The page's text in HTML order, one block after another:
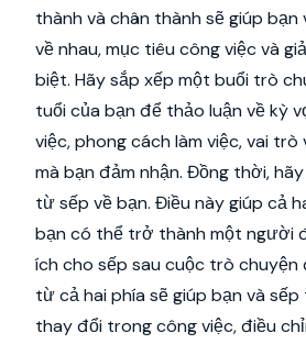
thành và chân thành sẽ giúp bạn
về nhau, mục tiêu công việc và
biệt. Hãy sắp xếp một buổi trò
tuổi của bạn để thảo luận về kỳ
việc, phong cách làm việc, vai trò
mà bạn đảm nhận. Đồng thời,
từ sếp về bạn. Điều này giúp cả
bạn có thể trở thành một người
ích cho sếp sau cuộc trò chuyện
từ cả hai phía sẽ giúp bạn và
thay đổi trong công việc, điều